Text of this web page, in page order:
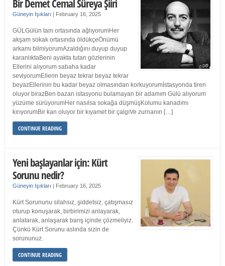
Bir Demet Cemal Süreya Şiiri
Güneyin Işıkları | February 16, 2025
GÜLGülün tam ortasında ağlıyorumHer
akşam sokak ortasında öldükçeÖnümü
arkamı bilmiyorumAzaldığını duyup duyup
karanlıktaBeni ayakta tutan gözlerinin
Ellerini alıyorum sabaha kadar
seviyorumEllerin beyaz tekrar beyaz tekrar
beyazEllerinin bu kadar beyaz olmasından korkuyorumİstasyonda tiren
oluyor birazBen bazan istasyonu bulamayan bir adamım Gülü alıyorum
yüzüme sürüyorumHer nasılsa sokağa düşmüşKolumu kanadımı
kırıyorumBir kan oluyor bir kıyamet bir çalgıVe zurnanın […]
CONTINUE READING
Yeni başlayanlar için: Kürt
Sorunu nedir?
Güneyin Işıkları | February 16, 2025
Kürt Sorununu silahsız, şiddetsiz, çatışmasız
oturup konuşarak, birbirimizi anlayarak,
anlatarak, anlaşarak barış içinde çözmeliyiz.
Çünkü Kürt Sorunu aslında sizin de
sorununuz.
CONTINUE READING